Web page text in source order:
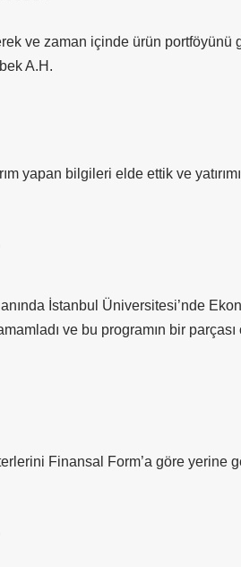
ve zaman içinde ürün portföyünü
A.H.
yapan bilgileri elde ettik ve
İstanbul Üniversitesi’nde
ve bu programın bir
Finansal Form’a göre yerine